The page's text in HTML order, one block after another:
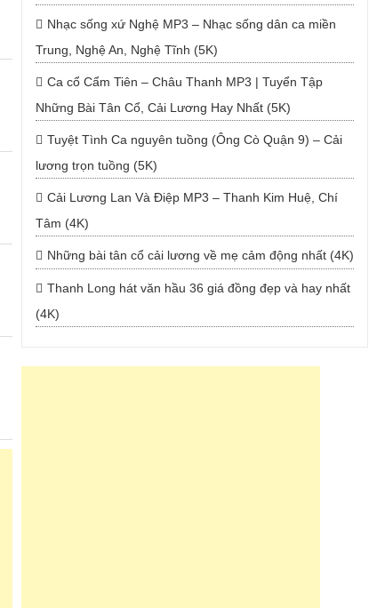
Nhạc sống xứ Nghệ MP3 – Nhạc sống dân ca miền
Trung, Nghệ An, Nghệ Tĩnh (5K)
Ca cổ Cẩm Tiên – Châu Thanh MP3 | Tuyển Tập
Những Bài Tân Cổ, Cải Lương Hay Nhất (5K)
Tuyệt Tình Ca nguyên tuồng (Ông Cò Quận 9) – Cải
lương trọn tuồng (5K)
Cải Lương Lan Và Điệp MP3 – Thanh Kim Huệ, Chí
Tâm (4K)
Những bài tân cổ cải lương về mẹ cảm động nhất (4K)
Thanh Long hát văn hầu 36 giá đồng đẹp và hay nhất
(4K)